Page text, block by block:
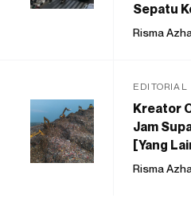
Sepatu
Risma
EDITORIAL
Kreator
Jam
[Yang
Risma